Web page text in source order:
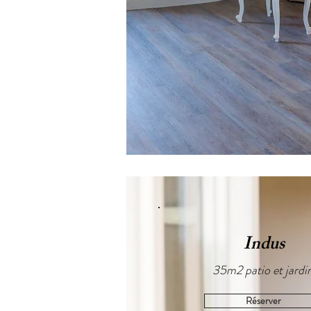
Indus
35m2 patio et
Réserver